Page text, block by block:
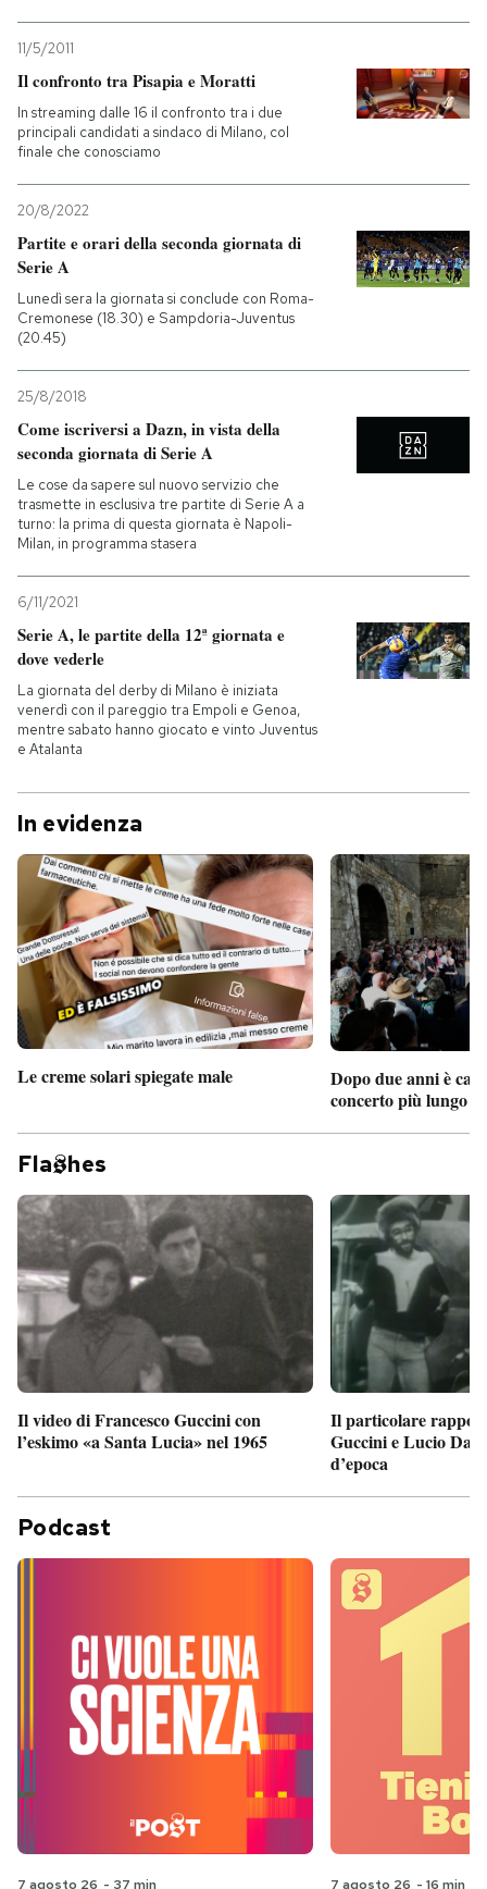
11/5/2011
Il confronto tra Pisapia e Moratti
In streaming dalle 16 il confronto tra i due
principali candidati a sindaco di Milano, col
finale che conosciamo
20/8/2022
Partite e orari della seconda giornata di
Serie A
Lunedì sera la giornata si conclude con Roma-
Cremonese (18.30) e Sampdoria-Juventus
(20.45)
25/8/2018
Come iscriversi a Dazn, in vista della
seconda giornata di Serie A
Le cose da sapere sul nuovo servizio che
trasmette in esclusiva tre partite di Serie A a
turno: la prima di questa giornata è Napoli-
Milan, in programma stasera
6/11/2021
Serie A, le partite della 12ª giornata e
dove vederle
La giornata del derby di Milano è iniziata
venerdì con il pareggio tra Empoli e Genoa,
mentre sabato hanno giocato e vinto Juventus
e Atalanta
In evidenza
Le creme solari spiegate male
Dopo due anni è
concerto più lungo
Fla hes
Il video di Francesco Guccini con
l’eskimo «a Santa Lucia» nel 1965
Il particolare
Guccini e Lucio
d’epoca
Podcast
7 agosto 26 - 37 min 7 agosto 26 - 16 min